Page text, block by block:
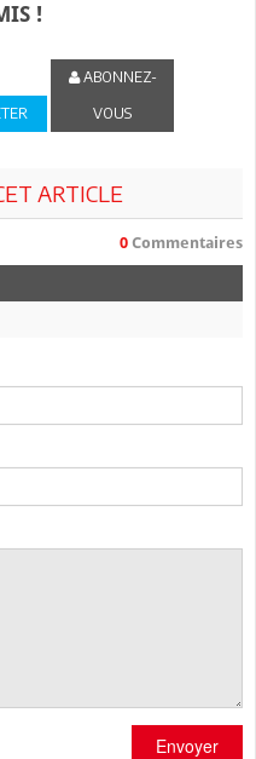
!
ABONNEZ-
VOUS
ARTICLE
0 Commentaires
Envoyer